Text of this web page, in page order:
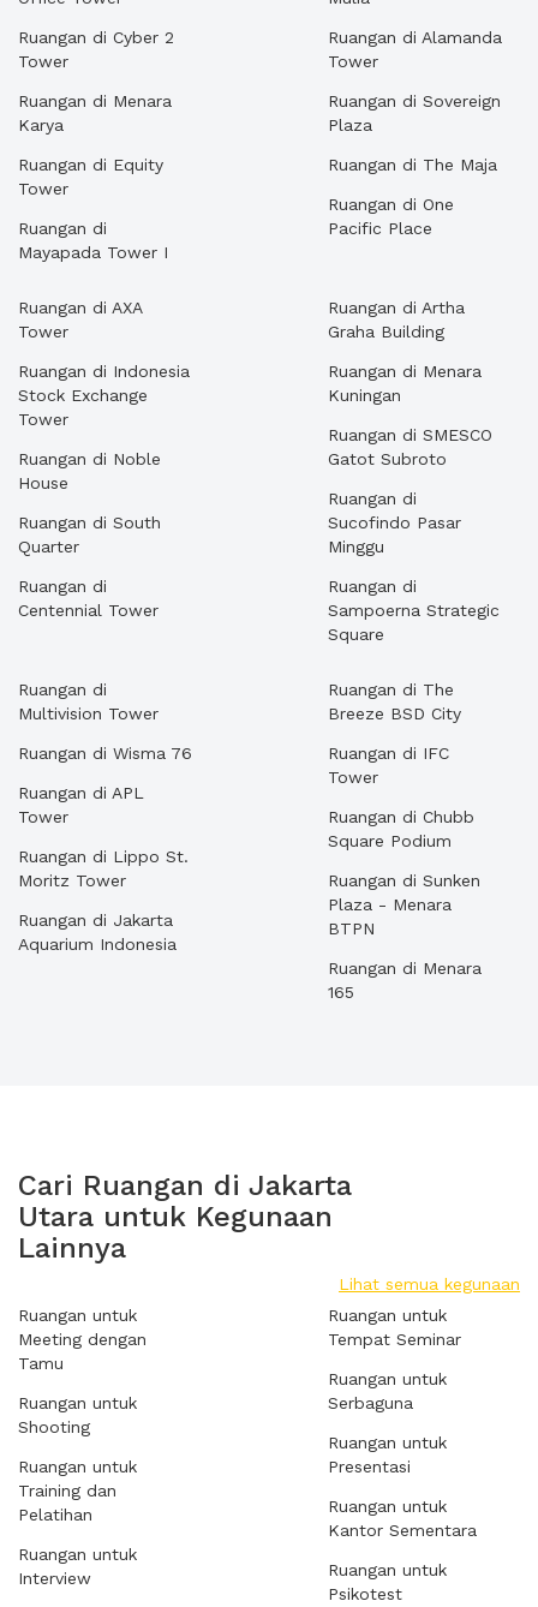
Ruangan di Cyber 2
Tower
Ruangan di Menara
Karya
Ruangan di Equity
Tower
Ruangan di
Mayapada Tower I
Ruangan di Alamanda
Tower
Ruangan di Sovereign
Plaza
Ruangan di The Maja
Ruangan di One
Pacific Place
Ruangan di AXA
Tower
Ruangan di Indonesia
Stock Exchange
Tower
Ruangan di Noble
House
Ruangan di South
Quarter
Ruangan di
Centennial Tower
Ruangan di Artha
Graha Building
Ruangan di Menara
Kuningan
Ruangan di SMESCO
Gatot Subroto
Ruangan di
Sucofindo Pasar
Minggu
Ruangan di
Sampoerna Strategic
Square
Ruangan di
Multivision Tower
Ruangan di Wisma 76
Ruangan di APL
Tower
Ruangan di Lippo St.
Moritz Tower
Ruangan di Jakarta
Aquarium Indonesia
Ruangan di The
Breeze BSD City
Ruangan di IFC
Tower
Ruangan di Chubb
Square Podium
Ruangan di Sunken
Plaza - Menara
BTPN
Ruangan di Menara
165
Cari Ruangan di Jakarta
Utara untuk Kegunaan
Lainnya
Lihat semua kegunaan
Ruangan untuk
Meeting dengan
Tamu
Ruangan untuk
Shooting
Ruangan untuk
Training dan
Pelatihan
Ruangan untuk
Interview
Ruangan untuk
Tempat Seminar
Ruangan untuk
Serbaguna
Ruangan untuk
Presentasi
Ruangan untuk
Kantor Sementara
Ruangan untuk
Psikotest